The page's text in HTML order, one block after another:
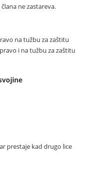
ne zastareva.
na tužbu za zaštitu
i na tužbu za zaštitu
prestaje kad drugo lice